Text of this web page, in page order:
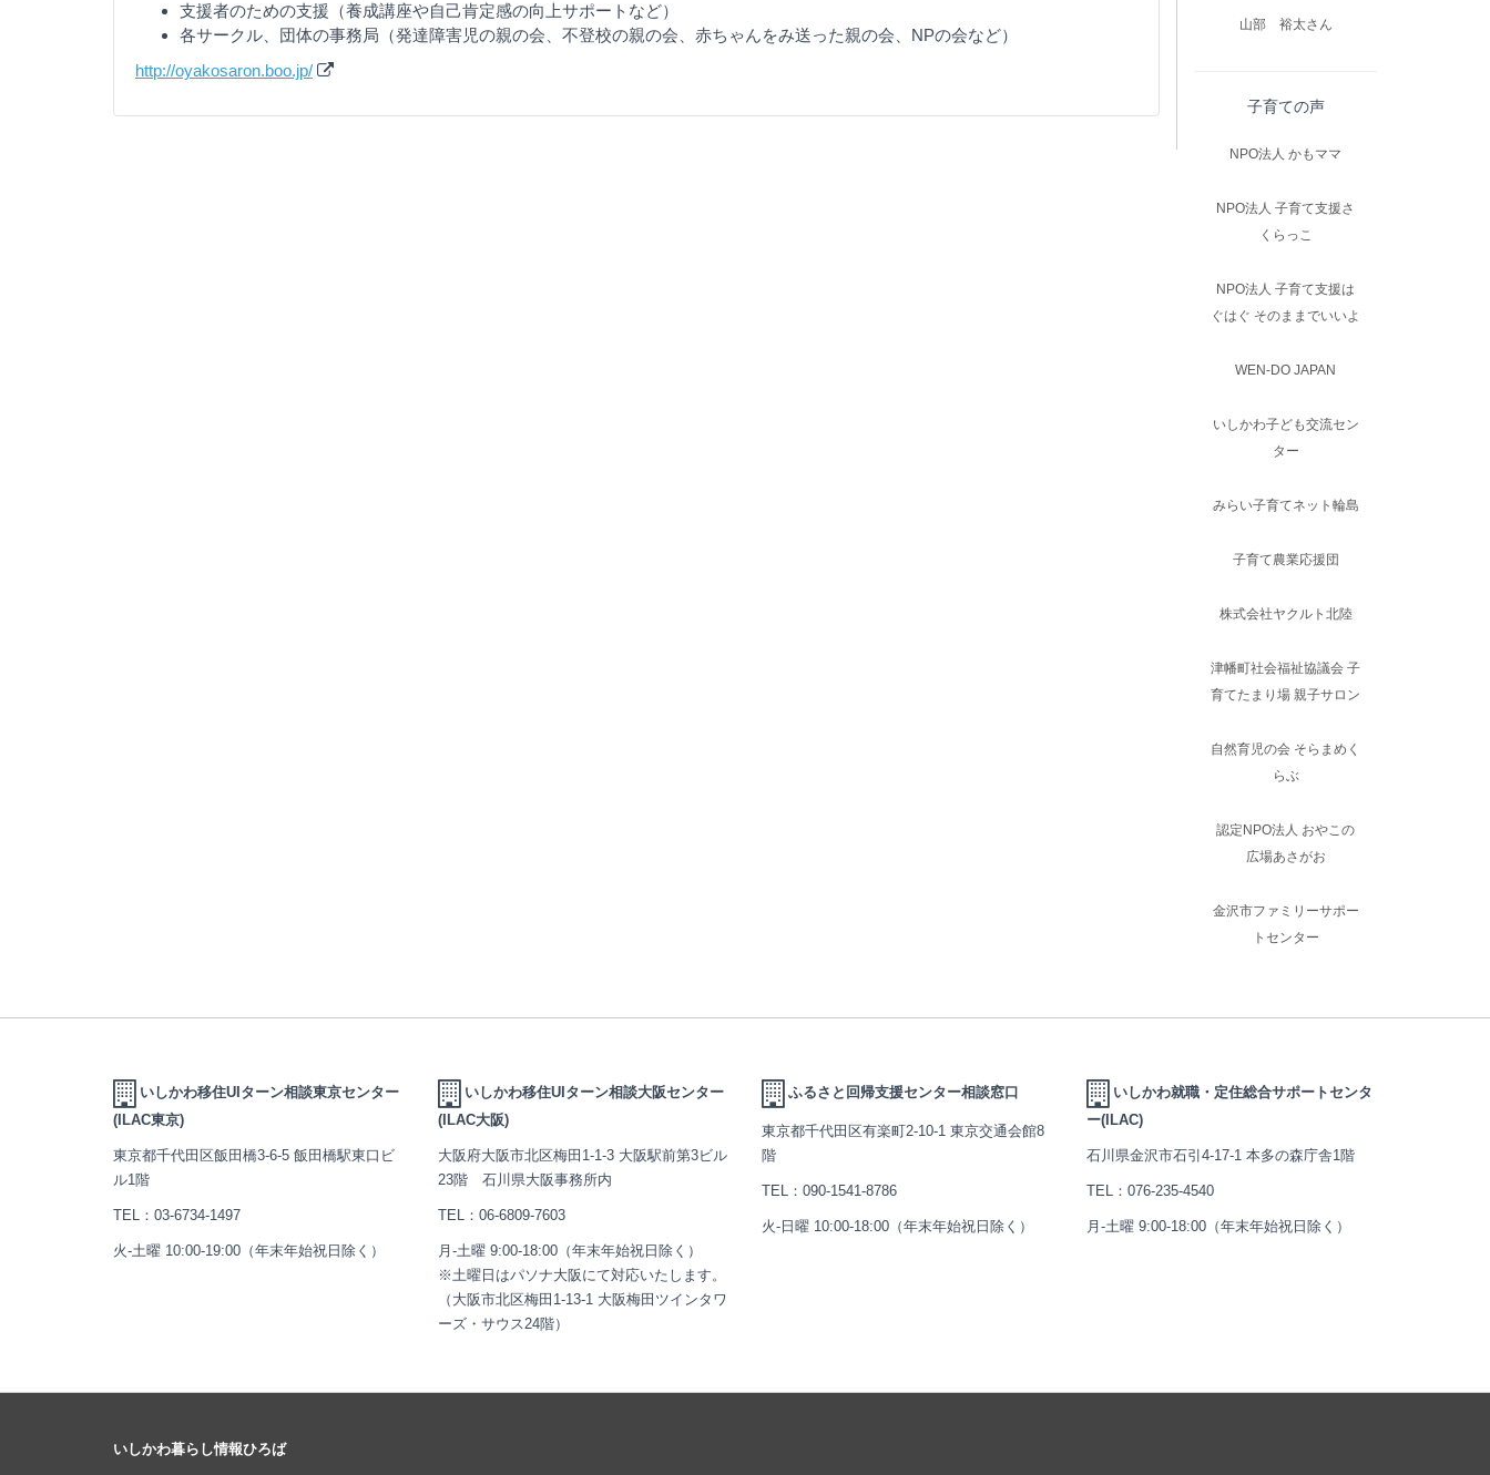
支援者のための支援（養成講座や自己肯定感の向上サポートなど）
各サークル、団体の事務局（発達障害児の親の会、不登校の親の会、赤ちゃんをみ送った親の会、NPの会など）
http://oyakosaron.boo.jp/
山部 裕太さん
子育ての声
NPO法人 かもママ
NPO法人 子育て支援さ
くらっこ
NPO法人 子育て支援は
ぐはぐ そのままでいいよ
WEN-DO JAPAN
いしかわ子ども交流セン
ター
みらい子育てネット輪島
子育て農業応援団
株式会社ヤクルト北陸
津幡町社会福祉協議会 子
育てたまり場 親子サロン
自然育児の会 そらまめく
らぶ
認定NPO法人 おやこの
広場あさがお
金沢市ファミリーサポー
トセンター
いしかわ移住UIターン相談東京センター
(ILAC東京)
東京都千代田区飯田橋3-6-5 飯田橋駅東口ビ
ル1階
TEL： 03-6734-1497
火-土曜 10:00-19:00（年末年始祝日除く）
いしかわ移住UIターン相談大阪センター
(ILAC大阪)
大阪府大阪市北区梅田1-1-3 大阪駅前第3ビル
23階 石川県大阪事務所内
TEL： 06-6809-7603
月-土曜 9:00-18:00（年末年始祝日除く）
※土曜日はパソナ大阪にて対応いたします。
（大阪市北区梅田1-13-1 大阪梅田ツインタワ
ーズ・サウス24階）
ふるさと回帰支援センター相談窓口
東京都千代田区有楽町2-10-1 東京交通会館8
階
TEL： 090-1541-8786
火-日曜 10:00-18:00（年末年始祝日除く）
いしかわ就職・定住総合サポートセンタ
ー(ILAC)
石川県金沢市石引4-17-1 本多の森庁舎1階
TEL： 076-235-4540
月-土曜 9:00-18:00（年末年始祝日除く）
いしかわ暮らし情報ひろば